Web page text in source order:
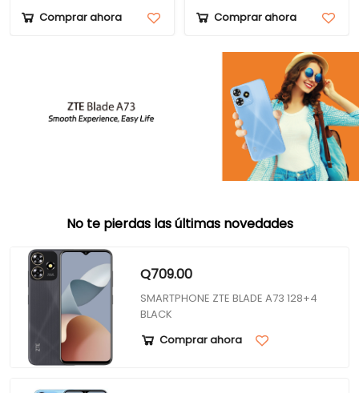
Comprar ahora
Comprar ahora
No te pierdas las últimas novedades
Q709.00
SMARTPHONE ZTE BLADE A73 128+4
BLACK
Comprar ahora